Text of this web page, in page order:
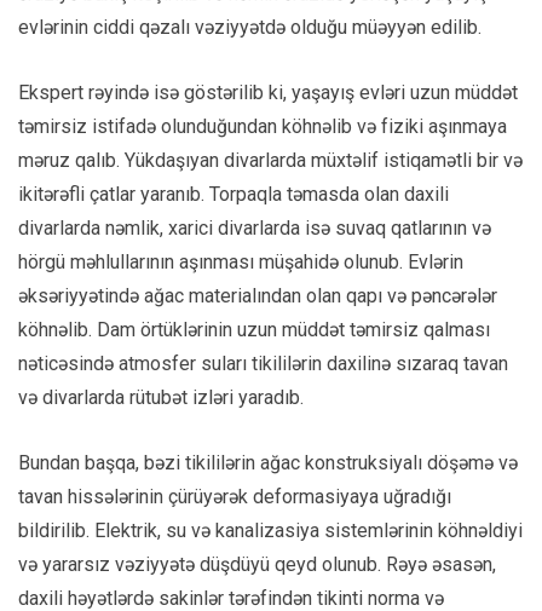
evlərinin ciddi qəzalı vəziyyətdə olduğu müəyyən edilib.
Ekspert rəyində isə göstərilib ki, yaşayış evləri uzun müddət
təmirsiz istifadə olunduğundan köhnəlib və fiziki aşınmaya
məruz qalıb. Yükdaşıyan divarlarda müxtəlif istiqamətli bir və
ikitərəfli çatlar yaranıb. Torpaqla təmasda olan daxili
divarlarda nəmlik, xarici divarlarda isə suvaq qatlarının və
hörgü məhlullarının aşınması müşahidə olunub. Evlərin
əksəriyyətində ağac materialından olan qapı və pəncərələr
köhnəlib. Dam örtüklərinin uzun müddət təmirsiz qalması
nəticəsində atmosfer suları tikililərin daxilinə sızaraq tavan
və divarlarda rütubət izləri yaradıb.
Bundan başqa, bəzi tikililərin ağac konstruksiyalı döşəmə və
tavan hissələrinin çürüyərək deformasiyaya uğradığı
bildirilib. Elektrik, su və kanalizasiya sistemlərinin köhnəldiyi
və yararsız vəziyyətə düşdüyü qeyd olunub. Rəyə əsasən,
daxili həyətlərdə sakinlər tərəfindən tikinti norma və